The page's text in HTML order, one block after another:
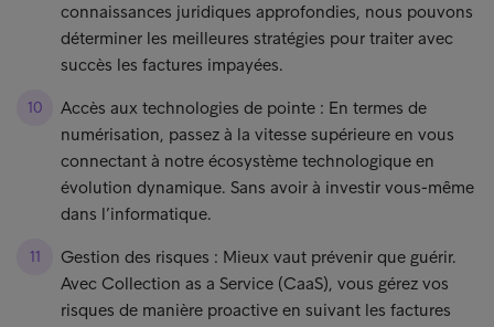
connaissances juridiques approfondies, nous pouvons
déterminer les meilleures stratégies pour traiter avec
succès les factures impayées.
Accès aux technologies de pointe : En termes de
numérisation, passez à la vitesse supérieure en vous
connectant à notre écosystème technologique en
évolution dynamique. Sans avoir à investir vous-même
dans l’informatique.
Gestion des risques : Mieux vaut prévenir que guérir.
Avec Collection as a Service (CaaS), vous gérez vos
risques de manière proactive en suivant les factures